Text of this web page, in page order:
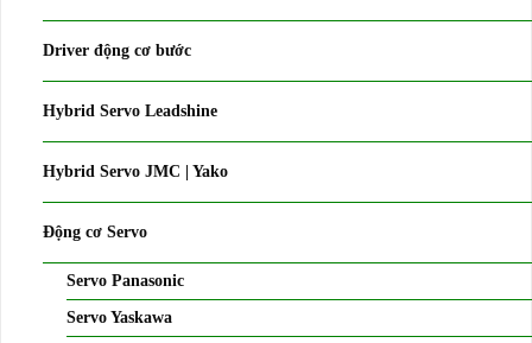
Driver động cơ bước
Hybrid Servo Leadshine
Hybrid Servo JMC | Yako
Động cơ Servo
Servo Panasonic
Servo Yaskawa